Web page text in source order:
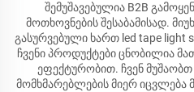
შემუშავებულია B2B
მოთხოვნების შესაბამისად.
გასურვებული ხართ led tape light
ჩვენი პროდუქტები ცნობილია
ეფექტურობით. ჩვენ
მომხმარებლების მიერ იცვლება